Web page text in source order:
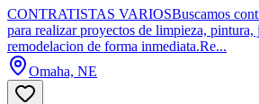
CONTRATISTAS VARIOSBuscamos
para realizar proyectos de limpieza, pintura,
remodelacion de forma inmediata.Re...
Omaha, NE